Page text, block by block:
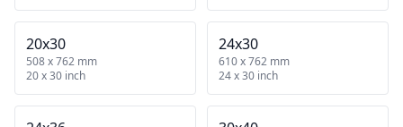
20x30
508 x 762 mm
20 x 30 inch
24x30
610 x 762 mm
24 x 30 inch